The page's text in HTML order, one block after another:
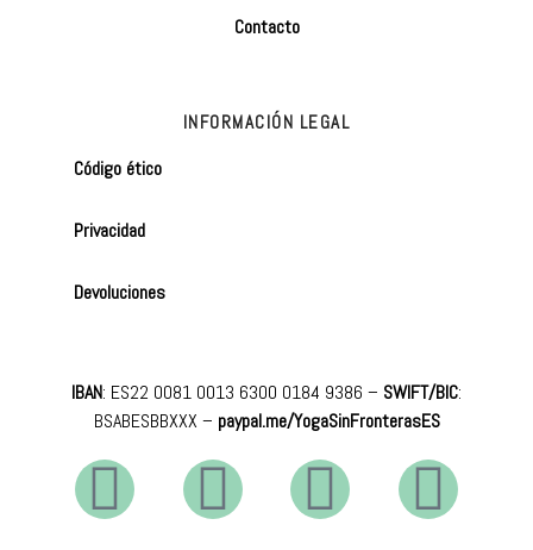
Contacto
INFORMACIÓN LEGAL
Código ético
Privacidad
Devoluciones
IBAN: ES22 0081 0013 6300 0184 9386 – SWIFT/BIC:
BSABESBBXXX – paypal.me/YogaSinFronterasES